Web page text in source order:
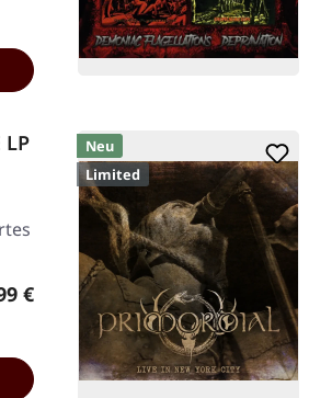
LP
Preis:
€
Neu
Limited